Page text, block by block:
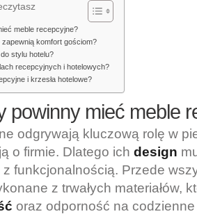
meble recepcyjne?
zapewnią komfort gościom?
stylu hotelu?
recepcyjnych i hotelowych?
i krzesła hotelowe?
powinny mieć meble
odgrywają kluczową rolę w
o firmie. Dlatego ich design
z funkcjonalnością. Przede
z trwałych materiałów,
oraz odporność na